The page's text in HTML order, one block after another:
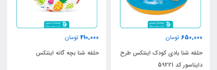
650,000 تومان
حلقه شنا بادی کودک اینتکس طرح
دایناسور کد 59221
410,000 تومان
حلقه شنا بچه گانه اینتکس